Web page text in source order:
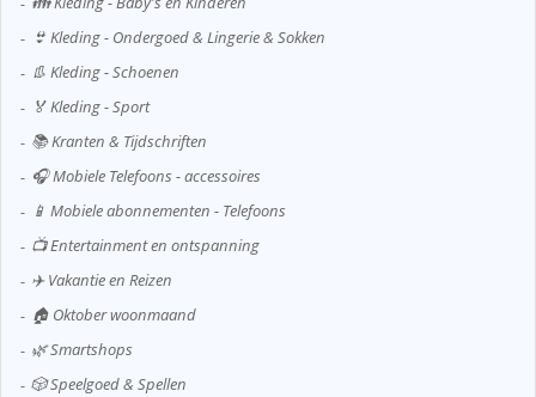
👙 Kleding - Ondergoed & Lingerie & Sokken
👢 Kleding - Schoenen
🏅 Kleding - Sport
📚 Kranten & Tijdschriften
🎧 Mobiele Telefoons - accessoires
📱 Mobiele abonnementen - Telefoons
📺 Entertainment en ontspanning
✈️ Vakantie en Reizen
🏠 Oktober woonmaand
🌿 Smartshops
🎲 Speelgoed & Spellen